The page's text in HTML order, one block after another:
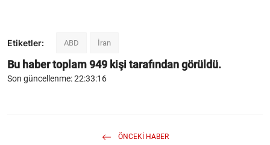
Etiketler: ABD İran
Bu haber toplam949 kişi tarafından görüldü.
Son güncellenme: 22:33:16
ÖNCEKI HABER